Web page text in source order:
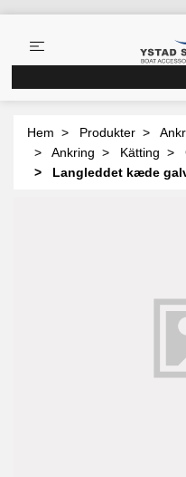
Hem Produkter
Ankring
Kätting
Langleddet kæde